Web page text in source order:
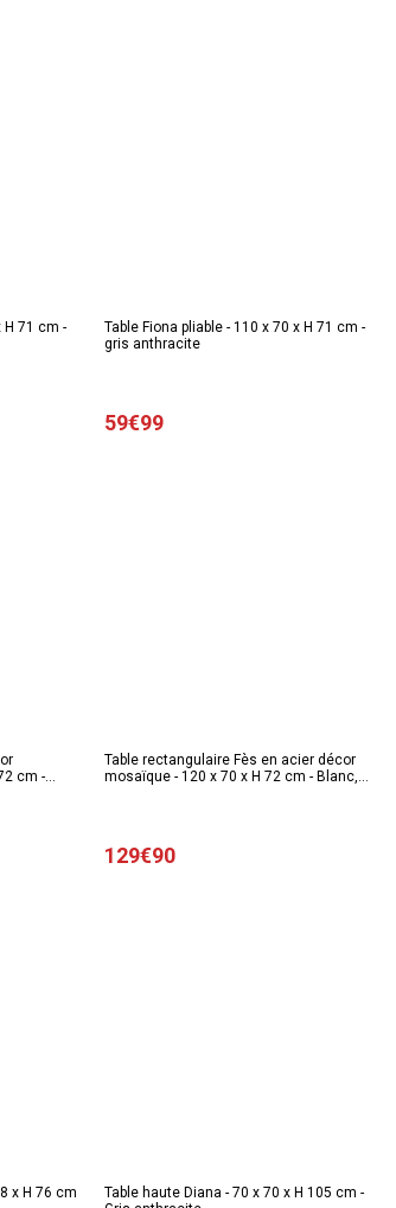
H 71 cm -
Table Fiona pliable - 110 x 70 x H 71 cm -
gris anthracite
59€99
cm -
Table rectangulaire Fès en acier décor
mosaïque - 120 x 70 x H 72 cm - Blanc,
129€90
x H 76 cm
Table haute Diana - 70 x 70 x H 105 cm -